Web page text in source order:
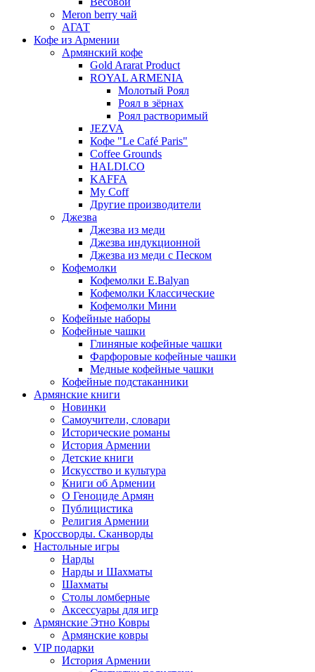
Meron berry чай
АГАТ
Кофе из Армении
Армянский кофе
Gold Ararat Product
ROYAL ARMENIA
Молотый Роял
Роял в зёрнах
Роял растворимый
JEZVA
Кофе "Le Café Paris"
Coffee Grounds
HALDI.CO
KAFFA
My Coff
Другие производители
Джезва
Джезва из меди
Джезва индукционной
Джезва из меди с Песком
Кофемолки
Кофемолки E.Balyan
Кофемолки Классические
Кофемолки Мини
Кофейные наборы
Кофейные чашки
Глиняные кофейные чашки
Фарфоровые кофейные чашки
Медные кофейные чашки
Кофейные подстаканники
Армянские книги
Новинки
Самоучители, словари
Исторические романы
История Армении
Детские книги
Иcкусство и культура
Книги об Армении
О Геноциде Армян
Публицистика
Религия Армении
Кроссворды. Сканворды
Настольные игры
Нарды
Нарды и Шахматы
Шахматы
Столы ломберные
Аксессуары для игр
Армянские Этно Ковры
Армянские ковры
VIP подарки
История Армении